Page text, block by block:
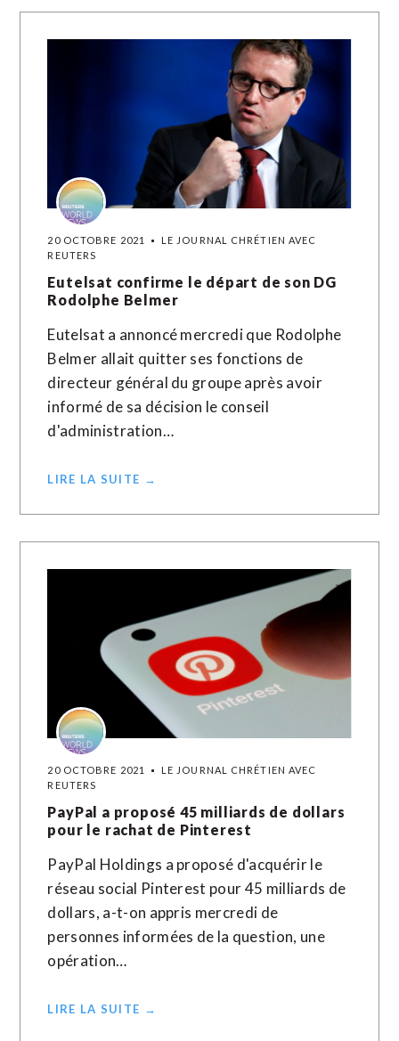
20 OCTOBRE 2021
LE JOURNAL CHRÉTIEN AVEC
REUTERS
Eutelsat confirme le départ de son DG
Rodolphe Belmer
Eutelsat a annoncé mercredi que Rodolphe
Belmer allait quitter ses fonctions de
directeur général du groupe après avoir
informé de sa décision le conseil
d'administration…
LIRE LA SUITE →
20 OCTOBRE 2021
LE JOURNAL CHRÉTIEN AVEC
REUTERS
PayPal a proposé 45 milliards de dollars
pour le rachat de Pinterest
PayPal Holdings a proposé d'acquérir le
réseau social Pinterest pour 45 milliards de
dollars, a-t-on appris mercredi de
personnes informées de la question, une
opération…
LIRE LA SUITE →